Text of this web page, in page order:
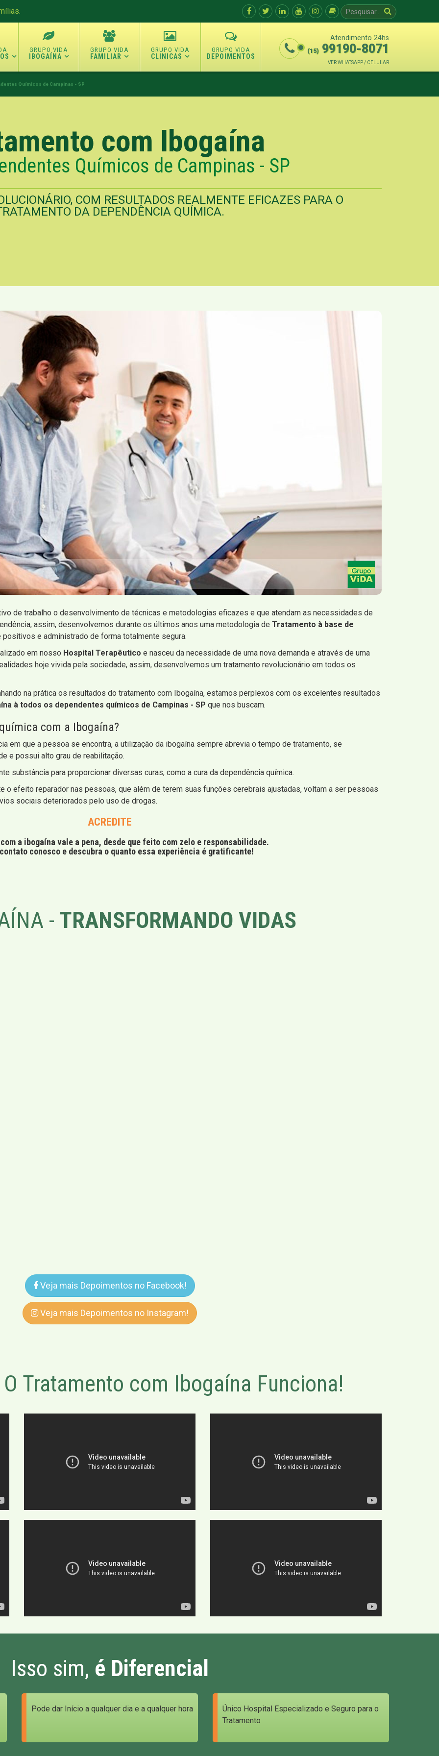
IBOGAÍNA FAMILIAR CLINICAS DEPOIMENTOS
Atendimento 24hs
(15) 99190-8071
VER WHATSAPP / CELULAR
Químicos de Campinas - SP
com Ibogaína
Químicos de Campinas - SP
COM RESULTADOS REALMENTE EFICAZES PARA O
DA DEPENDÊNCIA QUÍMICA.
de trabalho o desenvolvimento de técnicas e metodologias eficazes e que atendam as necessidades de
assim, desenvolvemos durante os últimos anos uma metodologia de Tratamento à base de
e administrado de forma totalmente segura.
em nosso Hospital Terapêutico e nasceu da necessidade de uma nova demanda e através de uma
hoje vivida pela sociedade, assim, desenvolvemos um tratamento revolucionário em todos os
na prática os resultados do tratamento com Ibogaína, estamos perplexos com os excelentes resultados
à todos os dependentes químicos de Campinas - SP que nos buscam.
com a Ibogaína?
em que a pessoa se encontra, a utilização da ibogaína sempre abrevia o tempo de tratamento, se
e possui alto grau de reabilitação.
substância para proporcionar diversas curas, como a cura da dependência química.
o efeito reparador nas pessoas, que além de terem suas funções cerebrais ajustadas, voltam a ser pessoas
sociais deteriorados pelo uso de drogas.
ACREDITE
a ibogaína vale a pena, desde que feito com zelo e responsabilidade.
conosco e descubra o quanto essa experiência é gratificante!
- TRANSFORMANDO VIDAS
Veja mais Depoimentos no Facebook!
Veja mais Depoimentos no Instagram!
Tratamento com Ibogaína Funciona!
Isso sim, é Diferencial
Pode dar Início a qualquer dia e a qualquer hora
Único Hospital Especializado e Seguro para o
Tratamento